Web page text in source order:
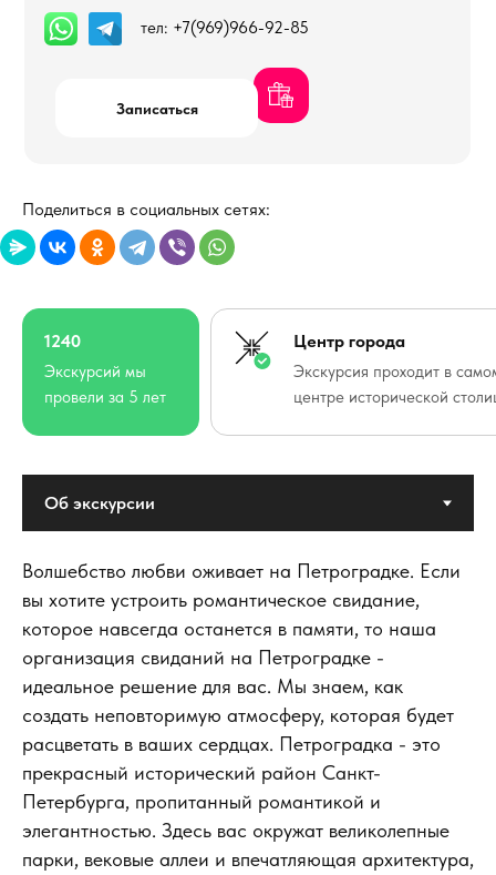
тел: +7(969)966-92-85
Записаться
Поделиться в социальных сетях:
Центр города
Экскурсия проходит в
центре исторической
1240
Экскурсий мы
провели за 5 лет
Волшебство любви оживает на Петроградке. Если
вы хотите устроить романтическое свидание,
которое навсегда останется в памяти, то наша
организация свиданий на Петроградке -
идеальное решение для вас. Мы знаем, как
создать неповторимую атмосферу, которая будет
расцветать в ваших сердцах. Петроградка - это
прекрасный исторический район Санкт-
Петербурга, пропитанный романтикой и
элегантностью. Здесь вас окружат великолепные
парки, вековые аллеи и впечатляющая архитектура,